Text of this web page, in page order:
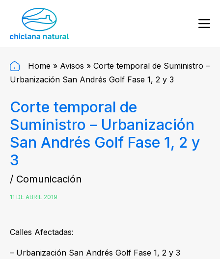
Home » Avisos » Corte temporal de Suministro –
Urbanización San Andrés Golf Fase 1, 2 y 3
Corte temporal de
Suministro – Urbanización
San Andrés Golf Fase 1, 2 y
3
/ Comunicación
11 DE ABRIL 2019
Calles Afectadas:
– Urbanización San Andrés Golf Fase 1, 2 y 3